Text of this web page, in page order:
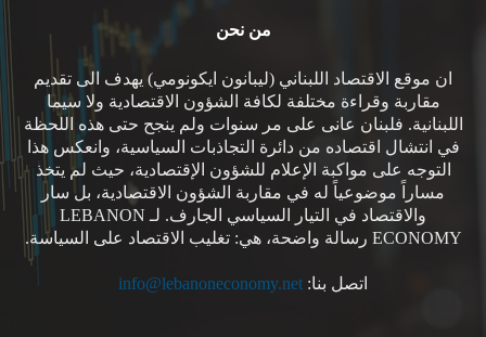
من نحن
ان موقع الاقتصاد اللبناني (ليبانون ايكونومي) يهدف الى تقديم
مقاربة وقراءة مختلفة لكافة الشؤون الاقتصادية ولا سيما
اللبنانية. فلبنان عانى على مر سنوات ولم ينجح حتى هذه اللحظة
في انتشال اقتصاده من دائرة التجاذبات السياسية، وانعكس هذا
التوجه على مواكبة الإعلام للشؤون الإقتصادية، حيث لم يتخذ
مساراً موضوعياً له في مقاربة الشؤون الاقتصادية، بل سار
والاقتصاد في التيار السياسي الجارف. لـ LEBANON
ECONOMY رسالة واضحة، هي: تغليب الاقتصاد على السياسة.
اتصل بنا: info@lebanoneconomy.net